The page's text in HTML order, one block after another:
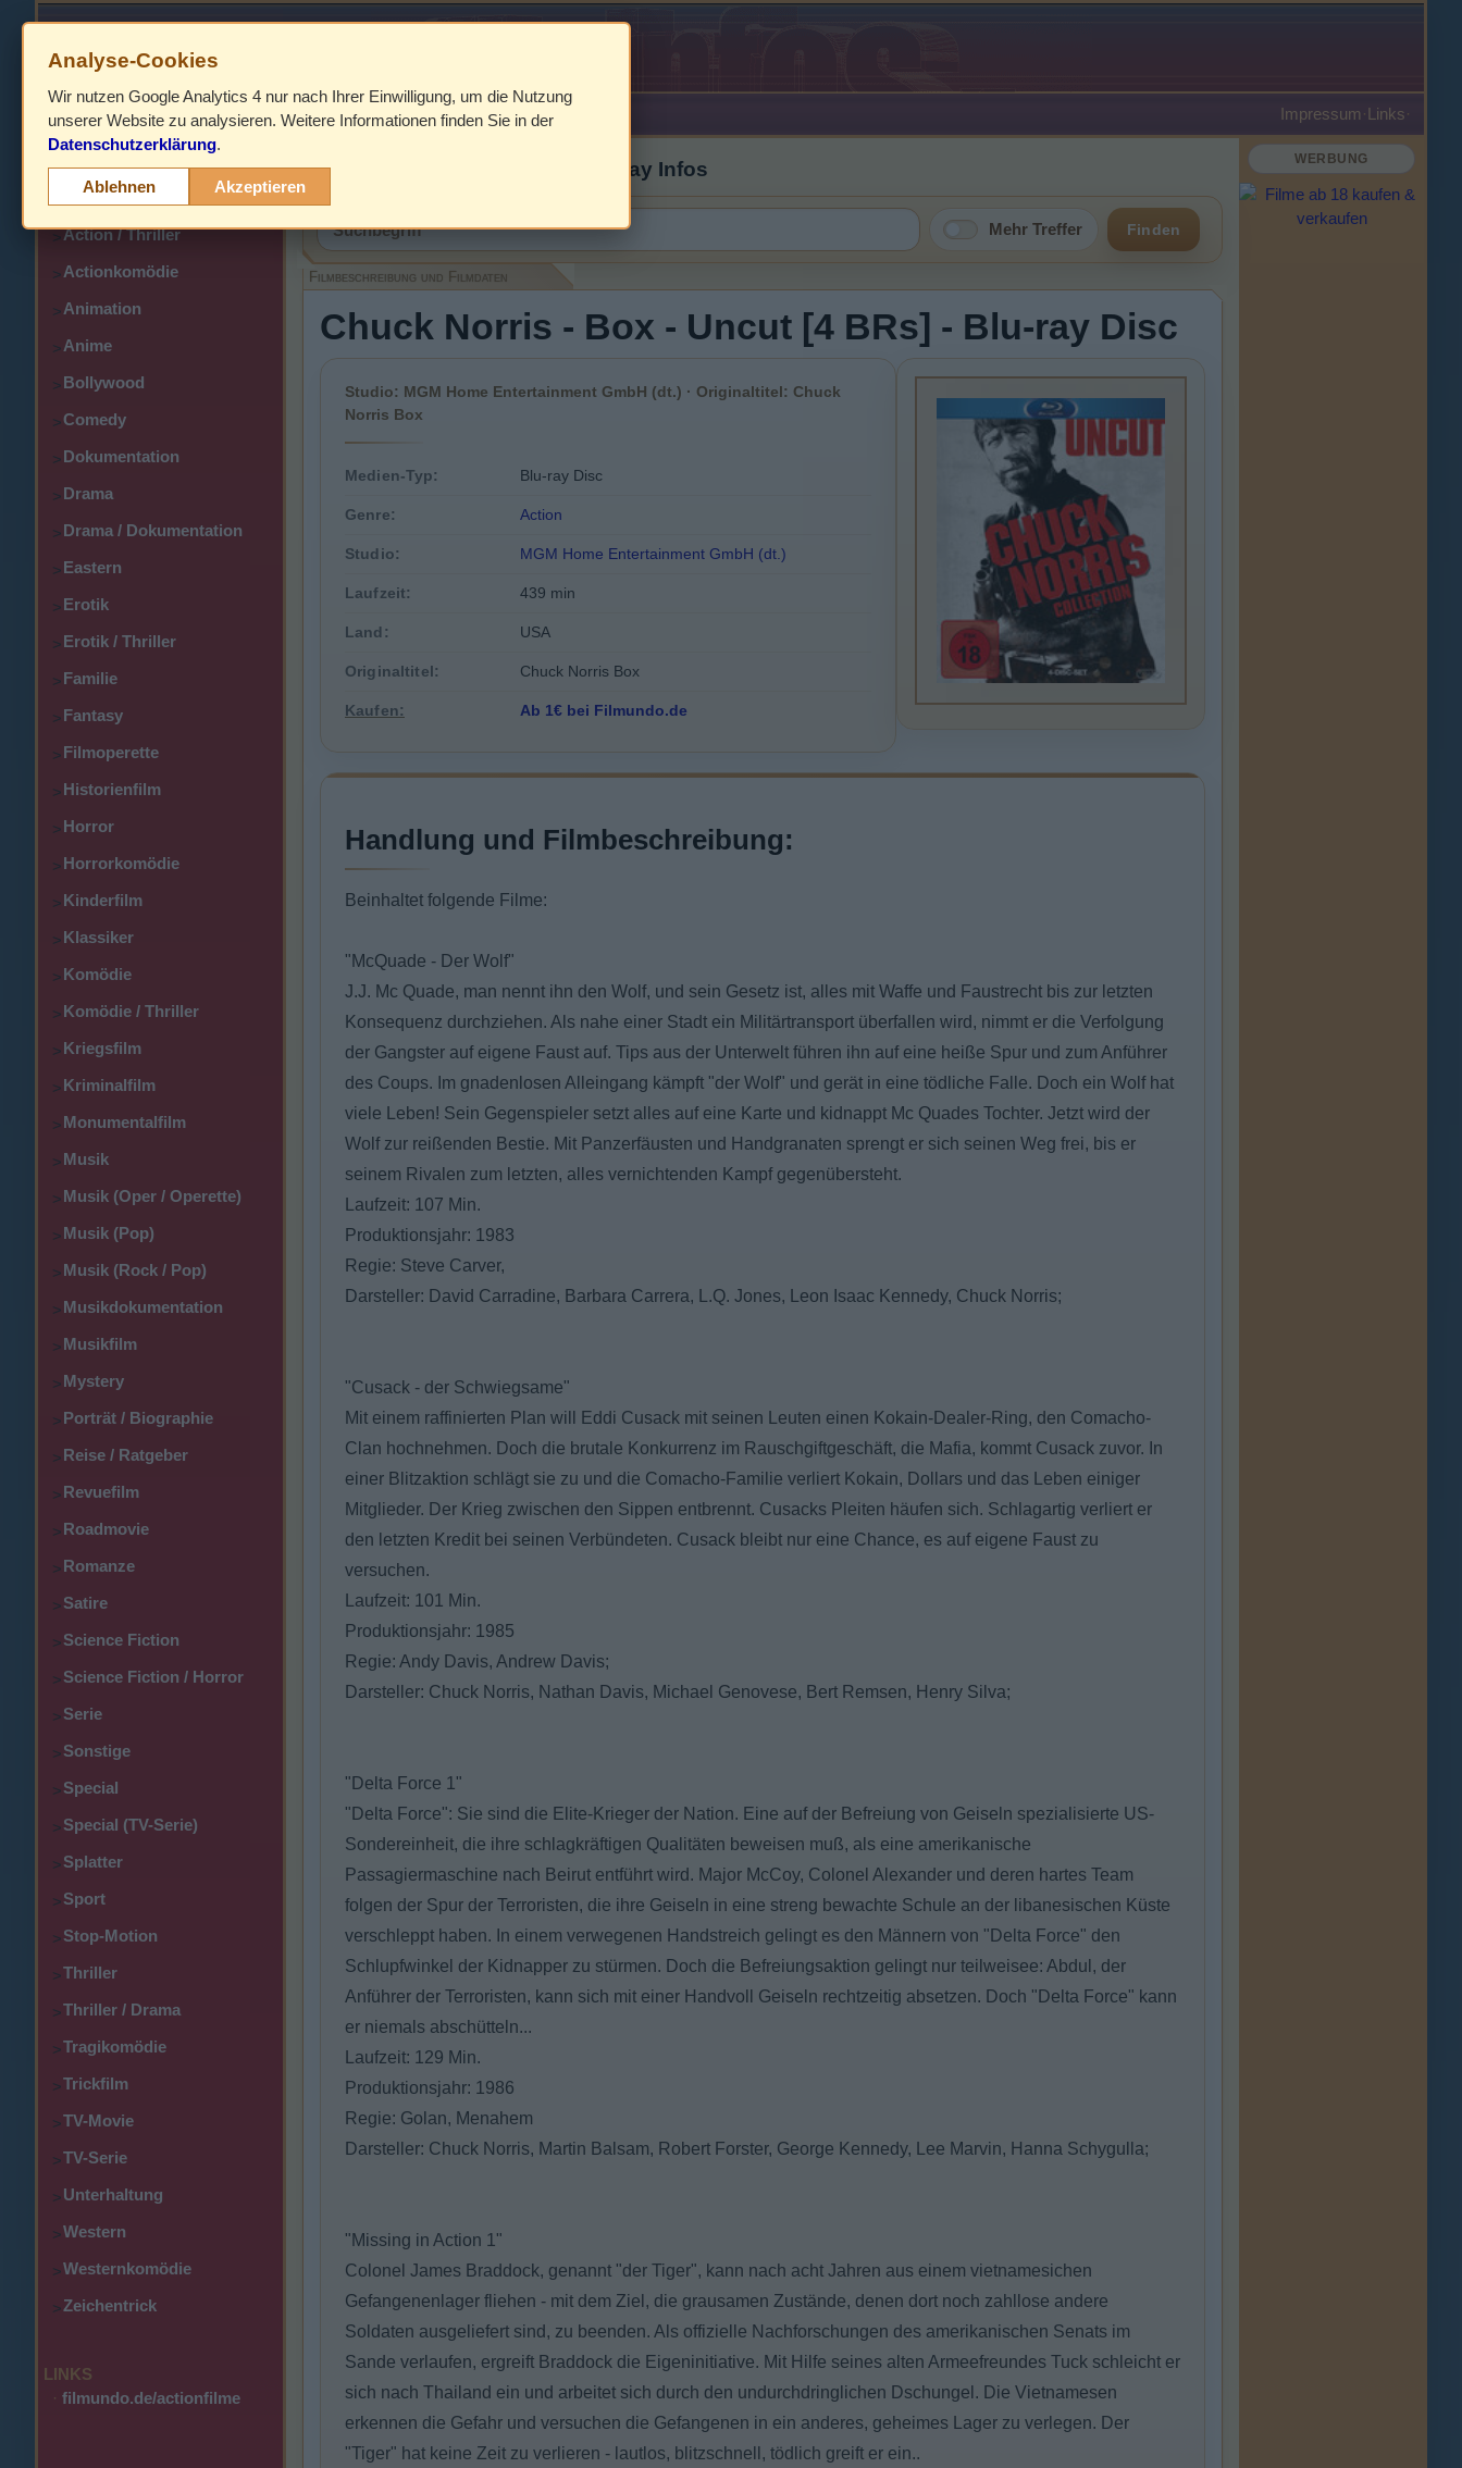
HOME Impressum ·Links·
>
> Action
>Action / Thriller
>Actionkomödie
>Animation
>Anime
>Bollywood
>Comedy
>Dokumentation
>Drama
>Drama / Dokumentation
>Eastern
>Erotik
>Erotik / Thriller
>Familie
>Fantasy
>Filmoperette
>Historienfilm
>Horror
>Horrorkomödie
>Kinderfilm
>Klassiker
>Komödie
>Komödie / Thriller
>Kriegsfilm
>Kriminalfilm
>Monumentalfilm
>Musik
>Musik (Oper / Operette)
>Musik (Pop)
>Musik (Rock / Pop)
>Musikdokumentation
>Musikfilm
>Mystery
>Porträt / Biographie
>Reise / Ratgeber
>Revuefilm
>Roadmovie
>Romanze
>Satire
>Science Fiction
>Science Fiction / Horror
>Serie
>Sonstige
>Special
>Special (TV-Serie)
>Splatter
>Sport
>Stop-Motion
>Thriller
>Thriller / Drama
>Tragikomödie
>Trickfilm
>TV-Movie
>TV-Serie
>Unterhaltung
>Western
>Westernkomödie
>Zeichentrick
LINKS
· filmundo.de/actionfilme
Filmbeschreibung, Cover & Blu-ray Infos
Mehr Treffer Finden
Filmbeschreibung und Filmdaten
Chuck Norris - Box - Uncut [4 BRs] - Blu-ray Disc
Studio: MGM Home Entertainment GmbH (dt.) · Originaltitel: Chuck
Norris Box
Medien-Typ: Blu-ray Disc
Genre: Action
Studio: MGM Home Entertainment GmbH (dt.)
Laufzeit: 439 min
Land: USA
Originaltitel: Chuck Norris Box
Kaufen: Ab 1€ bei Filmundo.de
Handlung und Filmbeschreibung:
Beinhaltet folgende Filme:
"McQuade - Der Wolf"
J.J. Mc Quade, man nennt ihn den Wolf, und sein Gesetz ist, alles mit Waffe und Faustrecht bis zur letzten
Konsequenz durchziehen. Als nahe einer Stadt ein Militärtransport überfallen wird, nimmt er die Verfolgung
der Gangster auf eigene Faust auf. Tips aus der Unterwelt führen ihn auf eine heiße Spur und zum Anführer
des Coups. Im gnadenlosen Alleingang kämpft "der Wolf" und gerät in eine tödliche Falle. Doch ein Wolf hat
viele Leben! Sein Gegenspieler setzt alles auf eine Karte und kidnappt Mc Quades Tochter. Jetzt wird der
Wolf zur reißenden Bestie. Mit Panzerfäusten und Handgranaten sprengt er sich seinen Weg frei, bis er
seinem Rivalen zum letzten, alles vernichtenden Kampf gegenübersteht.
Laufzeit: 107 Min.
Produktionsjahr: 1983
Regie: Steve Carver,
Darsteller: David Carradine, Barbara Carrera, L.Q. Jones, Leon Isaac Kennedy, Chuck Norris;
"Cusack - der Schwiegsame"
Mit einem raffinierten Plan will Eddi Cusack mit seinen Leuten einen Kokain-Dealer-Ring, den Comacho-
Clan hochnehmen. Doch die brutale Konkurrenz im Rauschgiftgeschäft, die Mafia, kommt Cusack zuvor. In
einer Blitzaktion schlägt sie zu und die Comacho-Familie verliert Kokain, Dollars und das Leben einiger
Mitglieder. Der Krieg zwischen den Sippen entbrennt. Cusacks Pleiten häufen sich. Schlagartig verliert er
den letzten Kredit bei seinen Verbündeten. Cusack bleibt nur eine Chance, es auf eigene Faust zu
versuchen.
Laufzeit: 101 Min.
Produktionsjahr: 1985
Regie: Andy Davis, Andrew Davis;
Darsteller: Chuck Norris, Nathan Davis, Michael Genovese, Bert Remsen, Henry Silva;
"Delta Force 1"
"Delta Force": Sie sind die Elite-Krieger der Nation. Eine auf der Befreiung von Geiseln spezialisierte US-
Sondereinheit, die ihre schlagkräftigen Qualitäten beweisen muß, als eine amerikanische
Passagiermaschine nach Beirut entführt wird. Major McCoy, Colonel Alexander und deren hartes Team
folgen der Spur der Terroristen, die ihre Geiseln in eine streng bewachte Schule an der libanesischen Küste
verschleppt haben. In einem verwegenen Handstreich gelingt es den Männern von "Delta Force" den
Schlupfwinkel der Kidnapper zu stürmen. Doch die Befreiungsaktion gelingt nur teilweisee: Abdul, der
Anführer der Terroristen, kann sich mit einer Handvoll Geiseln rechtzeitig absetzen. Doch "Delta Force" kann
er niemals abschütteln...
Laufzeit: 129 Min.
Produktionsjahr: 1986
Regie: Golan, Menahem
Darsteller: Chuck Norris, Martin Balsam, Robert Forster, George Kennedy, Lee Marvin, Hanna Schygulla;
"Missing in Action 1"
Colonel James Braddock, genannt "der Tiger", kann nach acht Jahren aus einem vietnamesichen
Gefangenenlager fliehen - mit dem Ziel, die grausamen Zustände, denen dort noch zahllose andere
Soldaten ausgeliefert sind, zu beenden. Als offizielle Nachforschungen des amerikanischen Senats im
Sande verlaufen, ergreift Braddock die Eigeninitiative. Mit Hilfe seines alten Armeefreundes Tuck schleicht er
sich nach Thailand ein und arbeitet sich durch den undurchdringlichen Dschungel. Die Vietnamesen
erkennen die Gefahr und versuchen die Gefangenen in ein anderes, geheimes Lager zu verlegen. Der
"Tiger" hat keine Zeit zu verlieren - lautlos, blitzschnell, tödlich greift er ein..
WERBUNG
Analyse-Cookies
Wir nutzen Google Analytics 4 nur nach Ihrer Einwilligung, um die Nutzung
unserer Website zu analysieren. Weitere Informationen finden Sie in der
Datenschutzerklärung.
Ablehnen Akzeptieren